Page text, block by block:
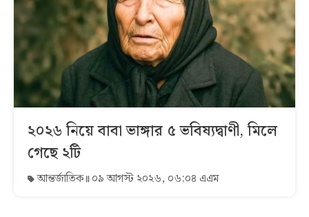
২০২৬ নিয়ে বাবা ভাঙ্গার ৫ ভবিষ্যদ্বাণী, মিলে
গেছে ২টি
আন্তর্জাতিক ০৯ আগস্ট ২০২৬, ০৬:০৪ এএম